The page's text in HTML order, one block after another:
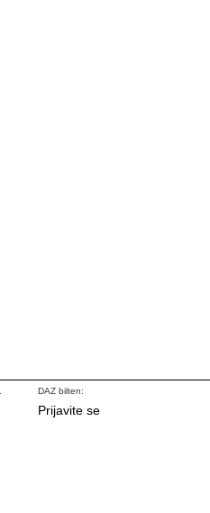
DAZ bilten:
Prijavite se